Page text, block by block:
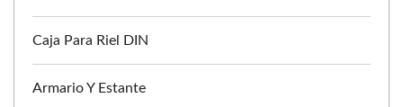
Caja Para Riel DIN
Armario Y Estante